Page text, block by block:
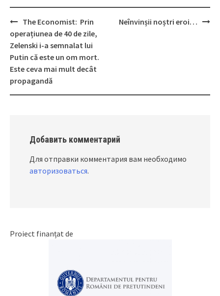
Post
navigation
The Economist: Prin
operațiunea de 40 de zile,
Zelenski i-a semnalat lui
Putin că este un om mort.
Este ceva mai mult decât
propagandă
Neînvinșii noștri eroi…
Добавить комментарий
Для отправки комментария вам необходимо
авторизоваться.
Proiect finanțat de